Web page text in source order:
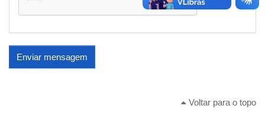
Enviar mensagem
Voltar para o topo